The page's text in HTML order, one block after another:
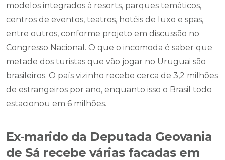
modelos integrados à resorts, parques temáticos,
centros de eventos, teatros, hotéis de luxo e spas,
entre outros, conforme projeto em discussão no
Congresso Nacional. O que o incomoda é saber que
metade dos turistas que vão jogar no Uruguai são
brasileiros. O país vizinho recebe cerca de 3,2 milhões
de estrangeiros por ano, enquanto isso o Brasil todo
estacionou em 6 milhões.
Ex-marido da Deputada Geovania
de Sá recebe várias facadas em